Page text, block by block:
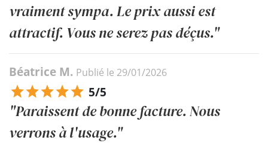
vraiment sympa. Le prix aussi est
attractif. Vous ne serez pas déçus."
Béatrice M. Publié le 29/01/2026
5/5
"Paraissent de bonne facture. Nous
verrons à l'usage."